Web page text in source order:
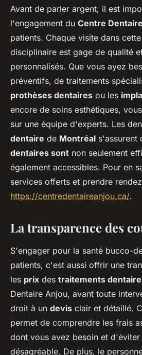
Avant de parler argent, il est
l'engagement du Centre
patients. Chaque visite dans
disciplinaire est gage de qualité
personnalisés. Que vous ayez
préventifs, de traitements
prothèses dentaires ou les
encore de soins esthétiques,
sur une équipe d'experts. Les
dentaire de Montréal s'assurent
dentaires sont non seulement
également accessibles. Pour en
services offerts et prendre
https://centredentaireanjou.ca/.
La transparence des
S'engager pour la santé bucco-
patients, c'est aussi offrir une
les prix des traitements
Dentaire Anjou, avant toute
droit à un devis clair et détaillé.
permet de comprendre les frais
dont vous avez besoin et
désagréable. De plus, le